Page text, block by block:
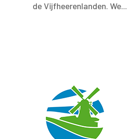
de Vijfheerenlanden. We...